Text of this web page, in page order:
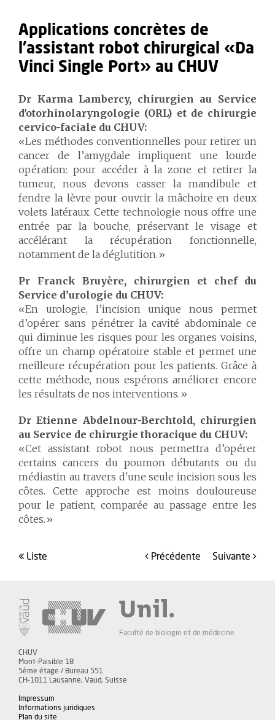
Applications concrètes de
l’assistant robot chirurgical «Da
Vinci Single Port» au CHUV
Dr Karma Lambercy, chirurgien au Service
d'otorhinolaryngologie (ORL) et de chirurgie
cervico-faciale du CHUV:
«Les méthodes conventionnelles pour retirer un
cancer de l’amygdale impliquent une lourde
opération: pour accéder à la zone et retirer la
tumeur, nous devons casser la mandibule et
fendre la lèvre pour ouvrir la mâchoire en deux
volets latéraux. Cette technologie nous offre une
entrée par la bouche, préservant le visage et
accélérant la récupération fonctionnelle,
notamment de la déglutition.»
Pr Franck Bruyère, chirurgien et chef du
Service d’urologie du CHUV:
«En urologie, l’incision unique nous permet
d’opérer sans pénétrer la cavité abdominale ce
qui diminue les risques pour les organes voisins,
offre un champ opératoire stable et permet une
meilleure récupération pour les patients. Grâce à
cette méthode, nous espérons améliorer encore
les résultats de nos interventions.»
DrEtienne Abdelnour-Berchtold, chirurgien
au Service de chirurgie thoracique du CHUV:
«Cet assistant robot nous permettra d’opérer
certains cancers du poumon débutants ou du
médiastin au travers d'une seule incision sous les
côtes. Cette approche est moins douloureuse
pour le patient, comparée au passage entre les
côtes.»
liste précédente suivante
Faculté de biologie et de médecine
CHUV
Mont-Paisible 18
5ème étage / Bureau 551
CH-1011 Lausanne, Vaud, Suisse
Impressum
Informations juridiques
Plan du site